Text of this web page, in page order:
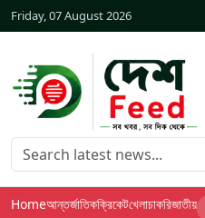
Friday, 07 August 2026
Homeআন্তর্জাতিকক্রিকেটখেলাচাকরিজাতীয়